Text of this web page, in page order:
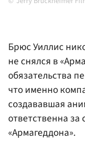
Брюс Уиллис
не снялся в
обязательства
что именно
создававшая
ответственна за
«Армагеддона».